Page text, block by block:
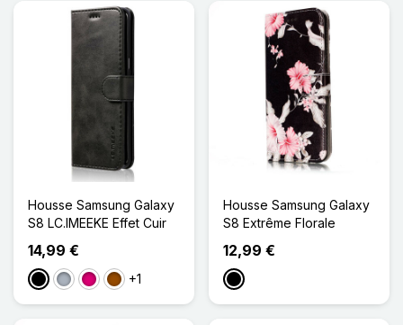
Housse Samsung Galaxy
S8 LC.IMEEKE Effet Cuir
14,99 €
NoirGris Magenta
Marron
+1
Housse Samsung Galaxy
S8 Extrême Florale
12,99 €
Noir